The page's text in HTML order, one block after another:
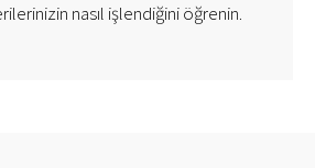
nasıl işlendiğini öğrenin.